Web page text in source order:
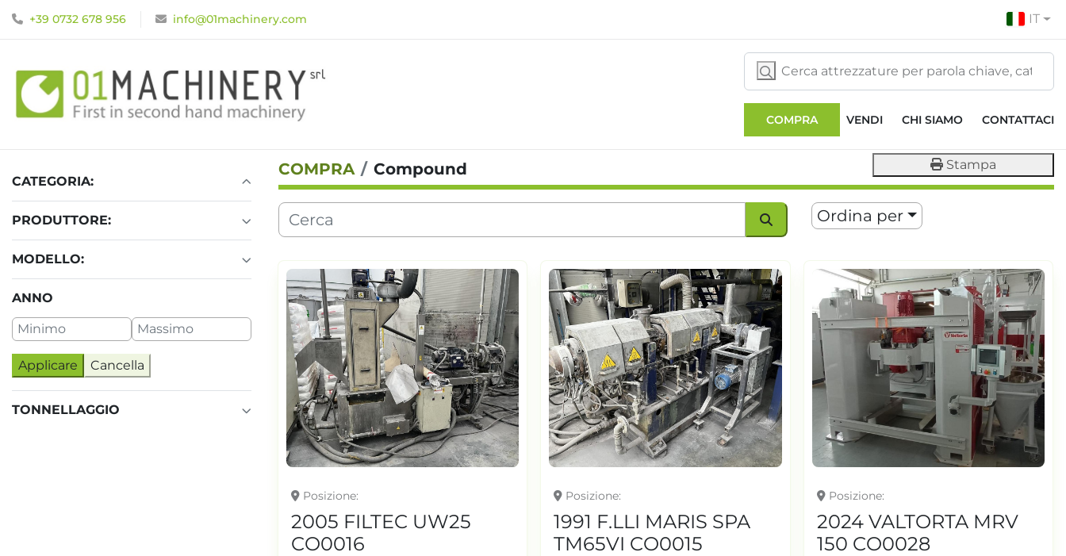
+39 0732 678 956 info@01machinery.com IT
COMPRA VENDI CHI SIAMO CONTATTACI
CATEGORIA:
PRODUTTORE:
MODELLO:
ANNO
Applicare Cancella
TONNELLAGGIO
COMPRA Compound Stampa
Ordina per
Posizione
2005 FILTEC UW25
CO0016
Posizione
1991 F.LLI MARIS SPA
TM65VI CO0015
Posizione
2024 VALTORTA MRV
150 CO0028